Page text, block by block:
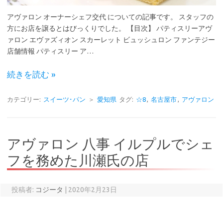
アヴァロン オーナーシェフ交代 についての記事です。 スタッフの
方にお店を譲るとはびっくりでした。 【目次】 パティスリーアヴ
ァロン エヴァズィオン スカーレット ビュッシュロン ファンテジー
店舗情報 パティスリー ア…
続きを読む »
カテゴリー: スイーツ･パン ＞ 愛知県 タグ: ☆8 名古屋市 アヴァロン
アヴァロン 八事 イルプルでシェ
フを務めた川瀬氏の店
投稿者: コジータ 2020年2月23日